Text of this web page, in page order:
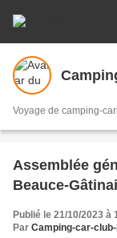
Voyage de camping-
Assemblée
Beauce-
Publié le 21/10/2023 à
Par Camping-car-